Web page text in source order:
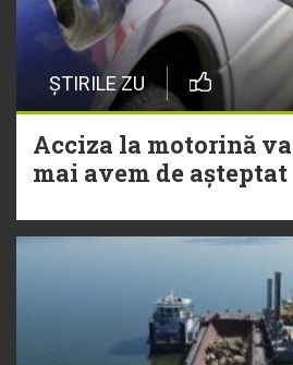
ȘTIRILE ZU
Acciza la motorină
mai avem de așteptat